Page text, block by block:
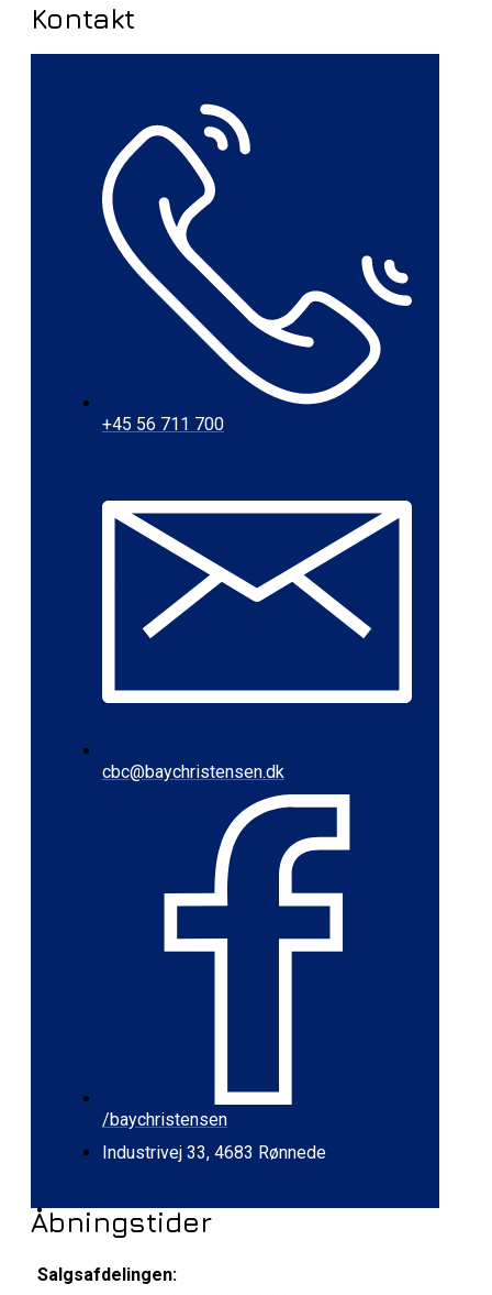
Kontakt
+45 56 711 700
cbc@baychristensen.dk
/baychristensen
Industrivej 33, 4683 Rønnede
Åbningstider
Salgsafdelingen: